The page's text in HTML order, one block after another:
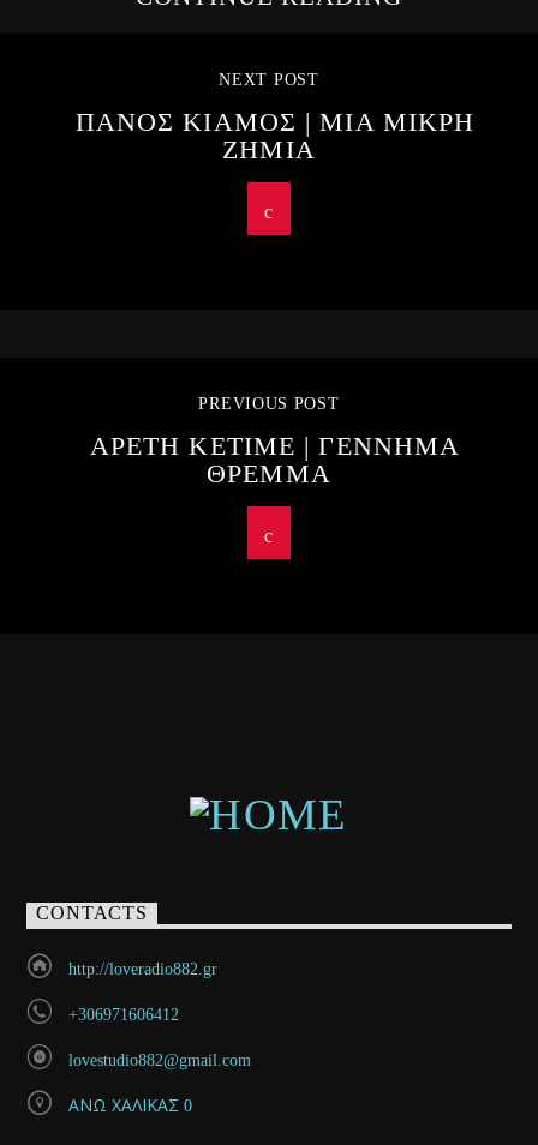
NEXT POST
ΠΑΝΟΣ ΚΙΑΜΟΣ | ΜΙΑ ΜΙΚΡΗ
ΖΗΜΙΑ
PREVIOUS POST
ΑΡΕΤΗ ΚΕΤΙΜΕ | ΓΕΝΝΗΜΑ
ΘΡΕΜΜΑ
CONTACTS
http://loveradio882.gr
+306971606412
lovestudio882@gmail.com
ΑΝΩ ΧΑΛΙΚΑΣ 0